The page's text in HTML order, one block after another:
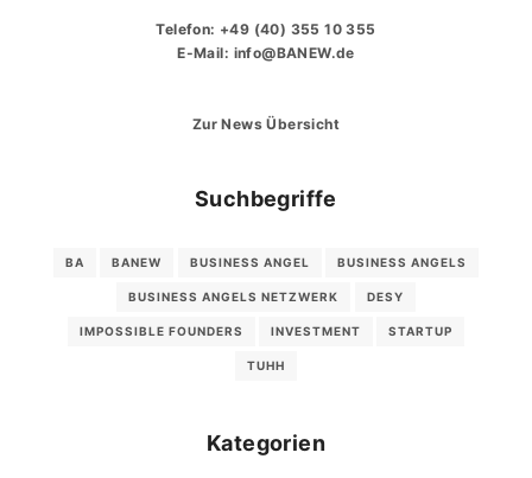
Telefon: +49 (40) 355 10 355
E-Mail: info@BANEW.de
Zur News Übersicht
Suchbegriffe
BA BANEW BUSINESS ANGEL BUSINESS ANGELS
BUSINESS ANGELS NETZWERK DESY
IMPOSSIBLE FOUNDERS INVESTMENT STARTUP
TUHH
Kategorien